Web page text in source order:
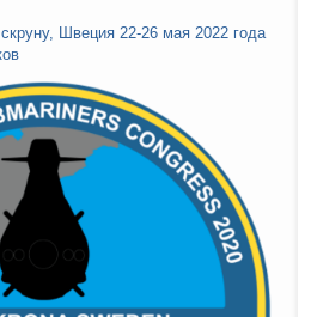
Швеция 22-26 мая 2022 года